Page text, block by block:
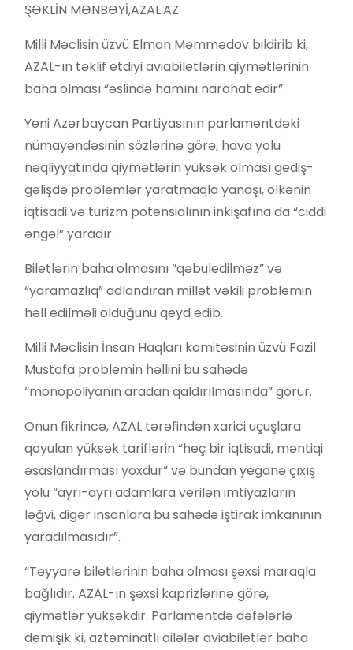
ŞƏKLİN MƏNBƏYİ,AZAL.AZ
Milli Məclisin üzvü Elman Məmmədov bildirib ki,
AZAL-ın təklif etdiyi aviabiletlərin qiymətlərinin
baha olması “əslində hamını narahat edir”.
Yeni Azərbaycan Partiyasının parlamentdəki
nümayəndəsinin sözlərinə görə, hava yolu
nəqliyyatında qiymətlərin yüksək olması gediş-
gəlişdə problemlər yaratmaqla yanaşı, ölkənin
iqtisadi və turizm potensialının inkişafına da “ciddi
əngəl” yaradır.
Biletlərin baha olmasını “qəbuledilməz” və
“yaramazlıq” adlandıran millət vəkili problemin
həll edilməli olduğunu qeyd edib.
Milli Məclisin İnsan Haqları komitəsinin üzvü Fazil
Mustafa problemin həllini bu sahədə
“monopoliyanın aradan qaldırılmasında” görür.
Onun fikrincə, AZAL tərəfindən xarici uçuşlara
qoyulan yüksək tariflərin “heç bir iqtisadi, məntiqi
əsaslandırması yoxdur” və bundan yeganə çıxış
yolu “ayrı-ayrı adamlara verilən imtiyazların
ləğvi, digər insanlara bu sahədə iştirak imkanının
yaradılmasıdır”.
“Təyyarə biletlərinin baha olması şəxsi maraqla
bağlıdır. AZAL-ın şəxsi kaprizlərinə görə,
qiymətlər yüksəkdir. Parlamentdə dəfələrlə
demişik ki, aztəminatlı ailələr aviabiletlər baha